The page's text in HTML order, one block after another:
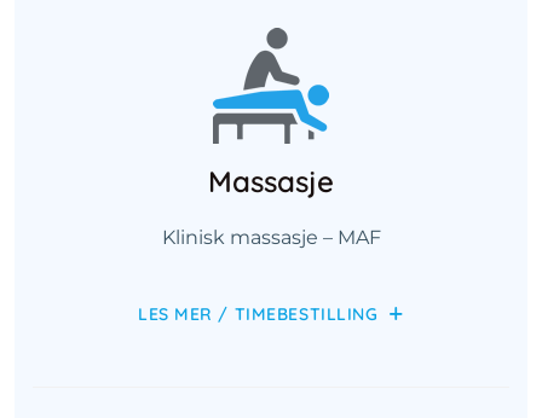
Massasje
Klinisk massasje – MAF
LES MER / TIMEBESTILLING